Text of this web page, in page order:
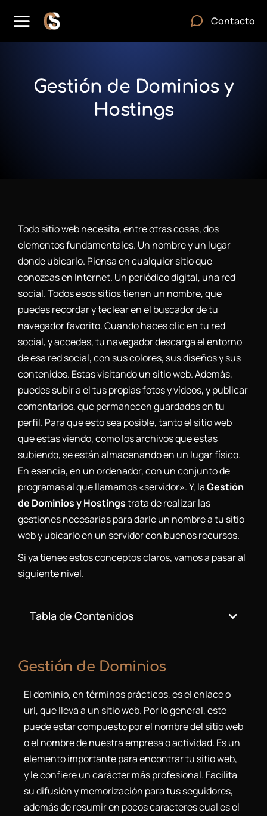
Contacto
Gestión de Dominios y
Hostings
Todo sitio web necesita, entre otras cosas, dos
elementos fundamentales. Un nombre y un lugar
donde ubicarlo. Piensa en cualquier sitio que
conozcas en Internet. Un periódico digital, una red
social. Todos esos sitios tienen un nombre, que
puedes recordar y teclear en el buscador de tu
navegador favorito. Cuando haces clic en tu red
social, y accedes, tu navegador descarga el entorno
de esa red social, con sus colores, sus diseños y sus
contenidos. Estas visitando un sitio web. Además,
puedes subir a el tus propias fotos y vídeos, y publicar
comentarios, que permanecen guardados en tu
perfil. Para que esto sea posible, tanto el sitio web
que estas viendo, como los archivos que estas
subiendo, se están almacenando en un lugar físico.
En esencia, en un ordenador, con un conjunto de
programas al que llamamos «servidor». Y, laGestión
de Dominios y Hostingstrata de realizar las
gestiones necesarias para darle un nombre a tu sitio
web y ubicarlo en un servidor con buenos recursos.
Si ya tienes estos conceptos claros, vamos a pasar al
siguiente nivel.
Tabla de Contenidos
Gestión de Dominios
El dominio, en términos prácticos, es el enlace o
url, que lleva a un sitio web. Por lo general, este
puede estar compuesto por el nombre del sitio web
o el nombre de nuestra empresa o actividad. Es un
elemento importante para encontrar tu sitio web,
y le confiere un carácter más profesional. Facilita
su difusión y memorización para tus seguidores,
además de resumir en pocos caracteres cual es el